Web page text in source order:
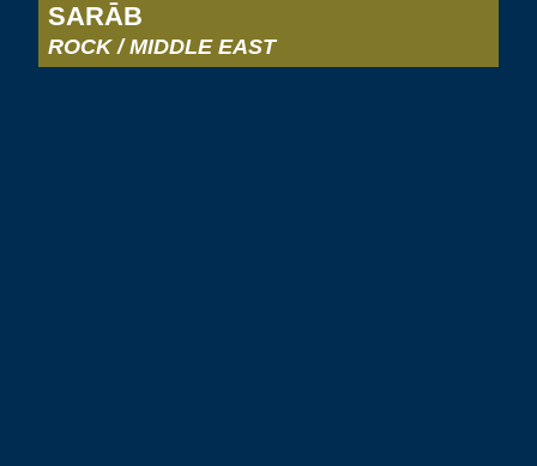
SARĀB
ROCK / MIDDLE EAST